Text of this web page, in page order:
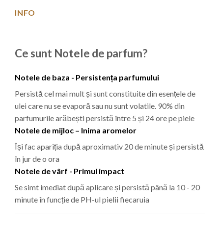
INFO
Ce sunt Notele de parfum?
Notele de baza - Persistența parfumului
Persistă cel mai mult și sunt constituite din esențele de
ulei care nu se evaporă sau nu sunt volatile. 90% din
parfumurile arăbești persistă între 5 și 24 ore pe piele
Notele de mijloc – Inima aromelor
Își fac apariția după aproximativ 20 de minute și persistă
în jur de o ora
Notele de vârf - Primul impact
Se simt imediat după aplicare și persistă până la 10 - 20
minute în funcție de PH-ul pielii fiecaruia